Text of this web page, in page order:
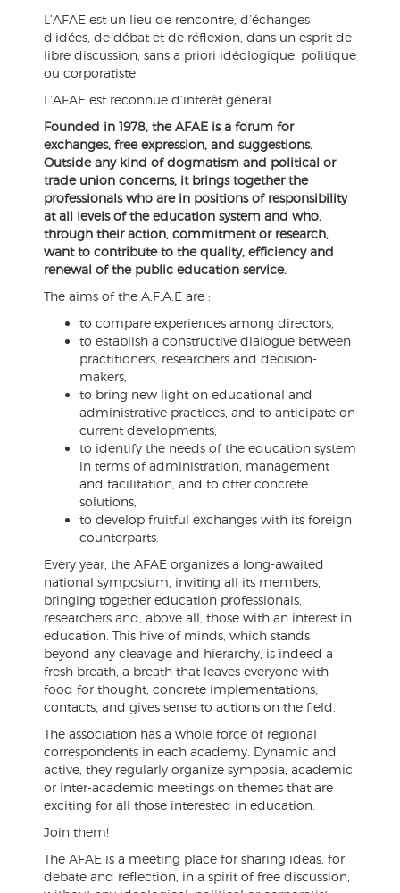
L’AFAE est un lieu de rencontre, d’échanges
d’idées, de débat et de réflexion, dans un esprit de
libre discussion, sans a priori idéologique, politique
ou corporatiste.
L’AFAE est reconnue d’intérêt général.
Founded in 1978, the AFAE is a forum for
exchanges, free expression, and suggestions.
Outside any kind of dogmatism and political or
trade union concerns, it brings together the
professionals who are in positions of responsibility
at all levels of the education system and who,
through their action, commitment or research,
want to contribute to the quality, efficiency and
renewal of the public education service.
The aims of the A.F.A.E are :
to compare experiences among directors,
to establish a constructive dialogue between
practitioners, researchers and decision-
makers,
to bring new light on educational and
administrative practices, and to anticipate on
current developments,
to identify the needs of the education system
in terms of administration, management
and facilitation, and to offer concrete
solutions,
to develop fruitful exchanges with its foreign
counterparts.
Every year, the AFAE organizes a long-awaited
national symposium, inviting all its members,
bringing together education professionals,
researchers and, above all, those with an interest in
education. This hive of minds, which stands
beyond any cleavage and hierarchy, is indeed a
fresh breath, a breath that leaves everyone with
food for thought, concrete implementations,
contacts, and gives sense to actions on the field.
The association has a whole force of regional
correspondents in each academy. Dynamic and
active, they regularly organize symposia, academic
or inter-academic meetings on themes that are
exciting for all those interested in education.
Join them!
The AFAE is a meeting place for sharing ideas, for
debate and reflection, in a spirit of free discussion,